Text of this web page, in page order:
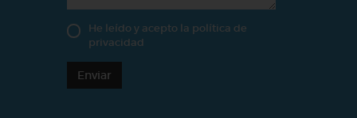
He leído y acepto la política de
privacidad
Enviar